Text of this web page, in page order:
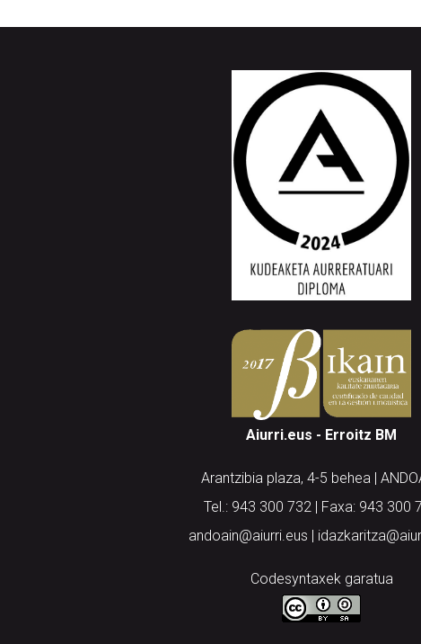
Aiurri.eus - Erroitz BM
Arantzibia plaza, 4-5 behea |
Tel.: 943 300 732 | Faxa: 943 300
andoain@aiurri.eus |
Codesyntaxek garatua